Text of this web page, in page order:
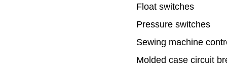
Float switches
Pressure switches
Sewing machine
Molded case circuit